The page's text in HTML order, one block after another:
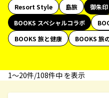
Resort Style
島旅 御朱印
BOOKS スペシャルコラボ
BOOKS 旅と健康
BOOKS 旅
1〜20件/108件中 を表示